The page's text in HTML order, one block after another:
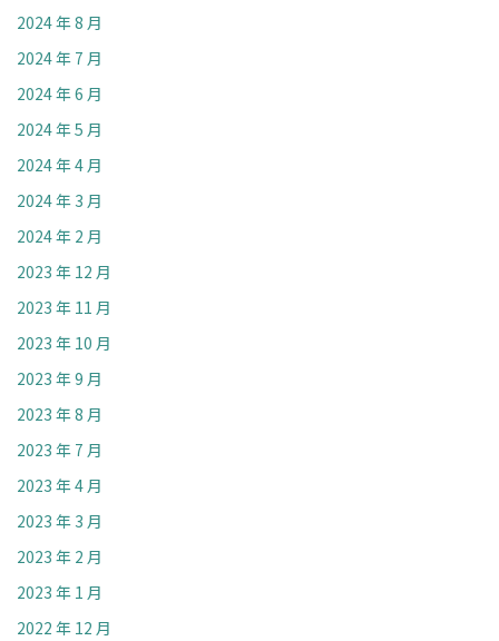
2024 年 8 月
2024 年 7 月
2024 年 6 月
2024 年 5 月
2024 年 4 月
2024 年 3 月
2024 年 2 月
2023 年 12 月
2023 年 11 月
2023 年 10 月
2023 年 9 月
2023 年 8 月
2023 年 7 月
2023 年 4 月
2023 年 3 月
2023 年 2 月
2023 年 1 月
2022 年 12 月